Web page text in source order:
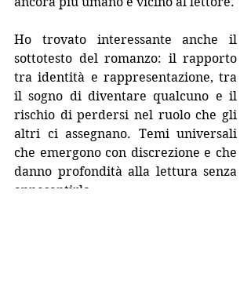
Ho trovato interessante anche il
sottotesto del romanzo: il rapporto
tra identità e rappresentazione, tra
il sogno di diventare qualcuno e il
rischio di perdersi nel ruolo che gli
altri ci assegnano. Temi universali
che emergono con discrezione e che
danno profondità alla lettura senza
appesantirla.